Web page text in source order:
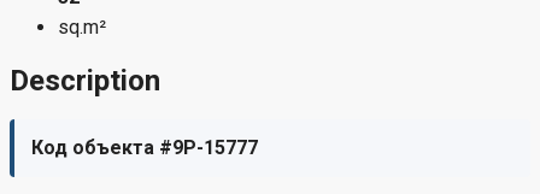
sq.m²
Description
Код объекта #9P-15777